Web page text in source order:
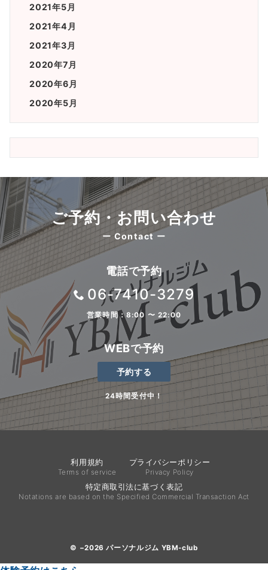
2021年5月
2021年4月
2021年3月
2020年7月
2020年6月
2020年5月
ご予約・お問い合わせ
ー Contact ー
電話で予約
06-7410-3279
営業時間：8:00 〜 22:00
WEBで予約
予約する
24時間受付中！
利用規約
Terms of service
プライバシーポリシー
Privacy Policy
特定商取引法に基づく表記
Notations are based on the Specified Commercial Transaction Act
© −2026パーソナルジム YBM-club